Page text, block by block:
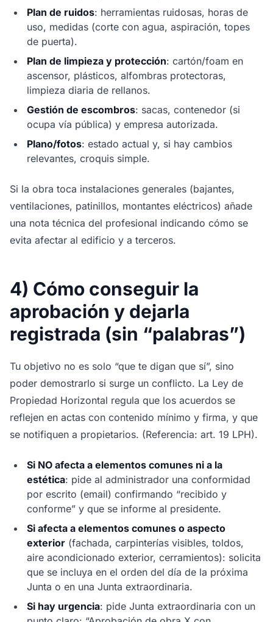
Plan de ruidos: herramientas ruidosas, horas de
uso, medidas (corte con agua, aspiración, topes
de puerta).
Plan de limpieza y protección: cartón/foam en
ascensor, plásticos, alfombras protectoras,
limpieza diaria de rellanos.
Gestión de escombros: sacas, contenedor (si
ocupa vía pública) y empresa autorizada.
Plano/fotos: estado actual y, si hay cambios
relevantes, croquis simple.
Si la obra toca instalaciones generales (bajantes,
ventilaciones, patinillos, montantes eléctricos) añade
una nota técnica del profesional indicando cómo se
evita afectar al edificio y a terceros.
4) Cómo conseguir la
aprobación y dejarla
registrada (sin “palabras”)
Tu objetivo no es solo “que te digan que sí”, sino
poder demostrarlo si surge un conflicto. La Ley de
Propiedad Horizontal regula que los acuerdos se
reflejen en actas con contenido mínimo y firma, y que
se notifiquen a propietarios. (Referencia: art. 19 LPH).
Si NO afecta a elementos comunes ni a la
estética: pide al administrador una conformidad
por escrito (email) confirmando “recibido y
conforme” y que se informe al presidente.
Si afecta a elementos comunes o aspecto
exterior (fachada, carpinterías visibles, toldos,
aire acondicionado exterior, cerramientos): solicita
que se incluya en el orden del día de la próxima
Junta o en una Junta extraordinaria.
Si hay urgencia: pide Junta extraordinaria con un